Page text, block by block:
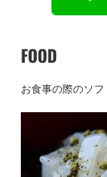
FOOD
お食事の際のソフ